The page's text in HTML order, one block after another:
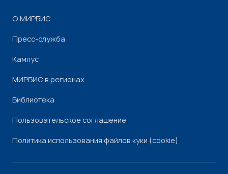
О МИРБИС
Пресс-служба
Кампус
МИРБИС в регионах
Библиотека
Пользовательское соглашение
Политика использования файлов куки (cookie)